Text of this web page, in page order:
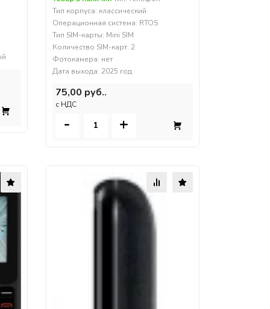
Тип корпуса: классический
Операционная система: RTOS
Тип SIM-карты: Mini SIM
Количество SIM-карт: 2
Фотокамера: нет
Дата выхода: 2025 год
75,00 руб..
c НДС
- +